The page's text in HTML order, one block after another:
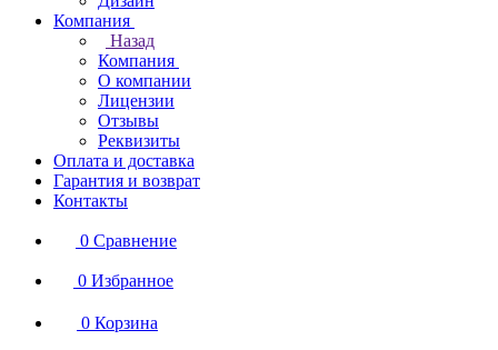
Компания
Назад
Компания
О компании
Лицензии
Отзывы
Реквизиты
Оплата и доставка
Гарантия и возврат
Контакты
0 Сравнение
0 Избранное
0 Корзина